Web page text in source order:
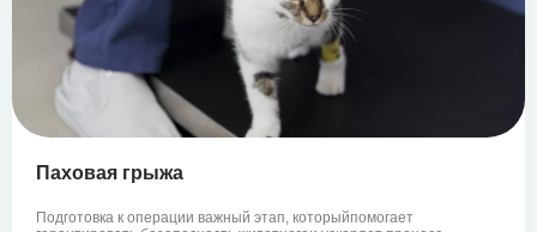
Паховая грыжа
Подготовка к операции важный этап, которыйпомогает